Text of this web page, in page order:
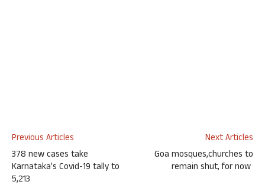
Previous Articles
378 new cases take
Karnataka’s Covid-19 tally to
5,213
Next Articles
Goa mosques,churches to
remain shut, for now